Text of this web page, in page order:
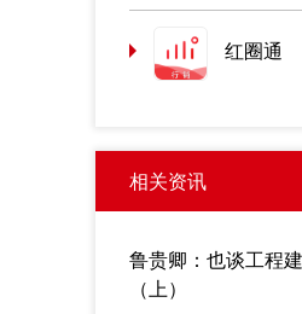
红圈通
相关资讯
鲁贵卿：也谈工程
（上）